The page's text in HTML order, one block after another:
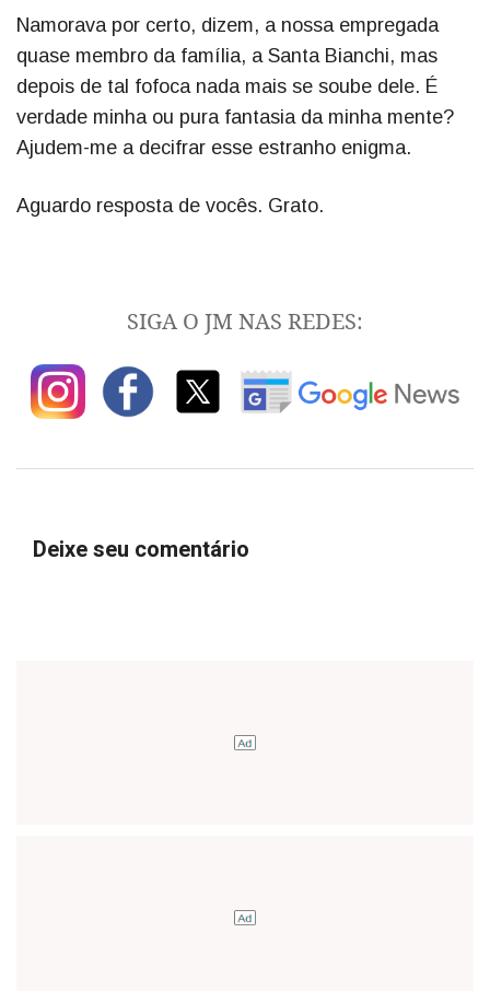
Namorava por certo, dizem, a nossa empregada
quase membro da família, a Santa Bianchi, mas
depois de tal fofoca nada mais se soube dele. É
verdade minha ou pura fantasia da minha mente?
Ajudem-me a decifrar esse estranho enigma.
Aguardo resposta de vocês. Grato.
SIGA O JM NAS REDES:
Deixe seu comentário